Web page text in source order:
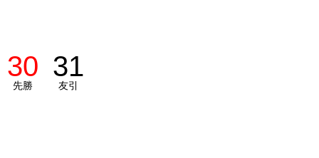
30
先勝
31
友引